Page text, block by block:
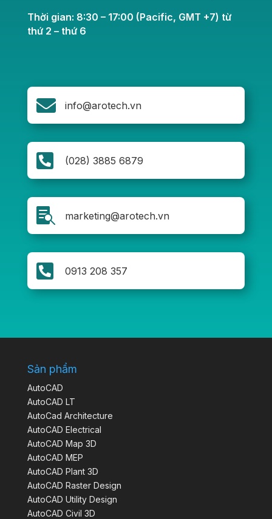
Thời gian: 8:30 – 17:00 (Pacific, GMT +7) từ
thứ 2 – thứ 6
 info@arotech.vn
 (028) 3885 6879
 marketing@arotech.vn
 0913 208 357
Sản phẩm
AutoCAD
AutoCAD LT
AutoCad Architecture
AutoCAD Electrical
AutoCAD Map 3D
AutoCAD MEP
AutoCAD Plant 3D
AutoCAD Raster Design
AutoCAD Utility Design
AutoCAD Civil 3D